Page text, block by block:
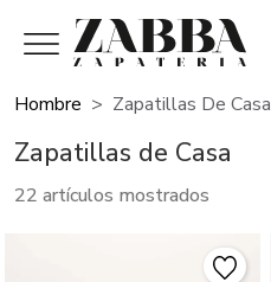
Hombre Zapatillas De Casa
Zapatillas de Casa
22 artículos mostrados